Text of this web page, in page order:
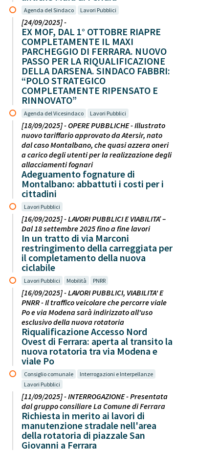
Agenda del Sindaco Lavori Pubblici
[24/09/2025] -
EX MOF, DAL 1° OTTOBRE RIAPRE
COMPLETAMENTE IL MAXI
PARCHEGGIO DI FERRARA. NUOVO
PASSO PER LA RIQUALIFICAZIONE
DELLA DARSENA. SINDACO FABBRI:
“POLO STRATEGICO
COMPLETAMENTE RIPENSATO E
RINNOVATO”
Agenda del Vicesindaco Lavori Pubblici
[18/09/2025] - OPERE PUBBLICHE - Illustrato
nuovo tariffario approvato da Atersir, nato
dal caso Montalbano, che quasi azzera oneri
a carico degli utenti per la realizzazione degli
allacciamenti fognari
Adeguamento fognature di
Montalbano: abbattuti i costi per i
cittadini
Lavori Pubblici
[16/09/2025] - LAVORI PUBBLICI E VIABILITA’ –
Dal 18 settembre 2025 fino a fine lavori
In un tratto di via Marconi
restringimento della carreggiata per
il completamento della nuova
ciclabile
Lavori Pubblici Mobilità PNRR
[16/09/2025] - LAVORI PUBBLICI, VIABILITA' E
PNRR - Il traffico veicolare che percorre viale
Po e via Modena sarà indirizzato all'uso
esclusivo della nuova rotatoria
Riqualificazione Accesso Nord
Ovest di Ferrara: aperta al transito la
nuova rotatoria tra via Modena e
viale Po
Consiglio comunale
Interrogazioni e Interpellanze
Lavori Pubblici
[11/09/2025] - INTERROGAZIONE - Presentata
dal gruppo consiliare La Comune di Ferrara
Richiesta in merito ai lavori di
manutenzione stradale nell'area
della rotatoria di piazzale San
Giovanni a Ferrara